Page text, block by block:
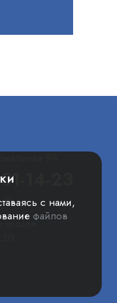
14-23
продаж
с нами,
файлов